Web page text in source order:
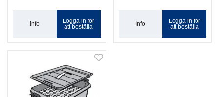
Info
Logga in för
att beställa
Info
Logga in för
att beställa